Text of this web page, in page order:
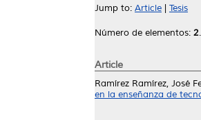
Jump to: Article Tesis
Número de elementos: 2.
Article
Ramírez Ramírez, José
en la enseñanza de